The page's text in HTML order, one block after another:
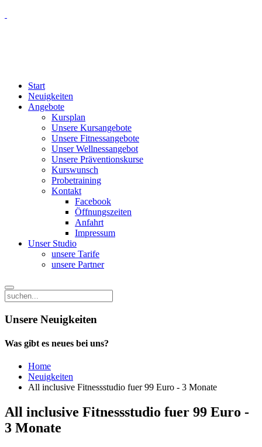
Start
Neuigkeiten
Angebote
Kursplan
Unsere Kursangebote
Unsere Fitnessangebote
Unser Wellnessangebot
Unsere Präventionskurse
Kurswunsch
Probetraining
Kontakt
Facebook
Öffnungszeiten
Anfahrt
Impressum
Unser Studio
unsere Tarife
unsere Partner
Unsere Neuigkeiten
Was gibt es neues bei uns?
Home
Neuigkeiten
All inclusive Fitnessstudio fuer 99 Euro - 3 Monate
All inclusive Fitnessstudio fuer 99 Euro -
3 Monate